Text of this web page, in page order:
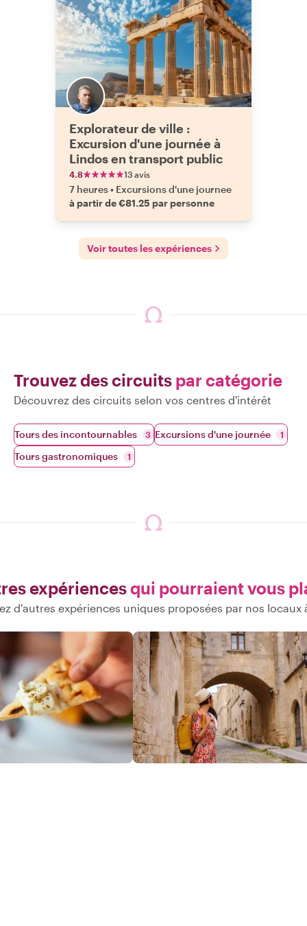
Explorateur de ville :
Excursion d'une journée à
Lindos en transport public
4.8 13 avis
7 heures• Excursions d'une journee
à partir de €81.25 par personne
Voir toutes les expériences
Trouvez des circuits par catégorie
Découvrez des circuits selon vos centres d'intérêt
Tours des incontournables 3 Excursions d'une journée 1
Tours gastronomiques 1
expériencesqui pourraient vous
d'autres expériences uniques proposées par nos locaux